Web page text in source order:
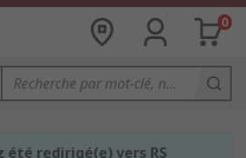
0
été redirigé(e) vers RS